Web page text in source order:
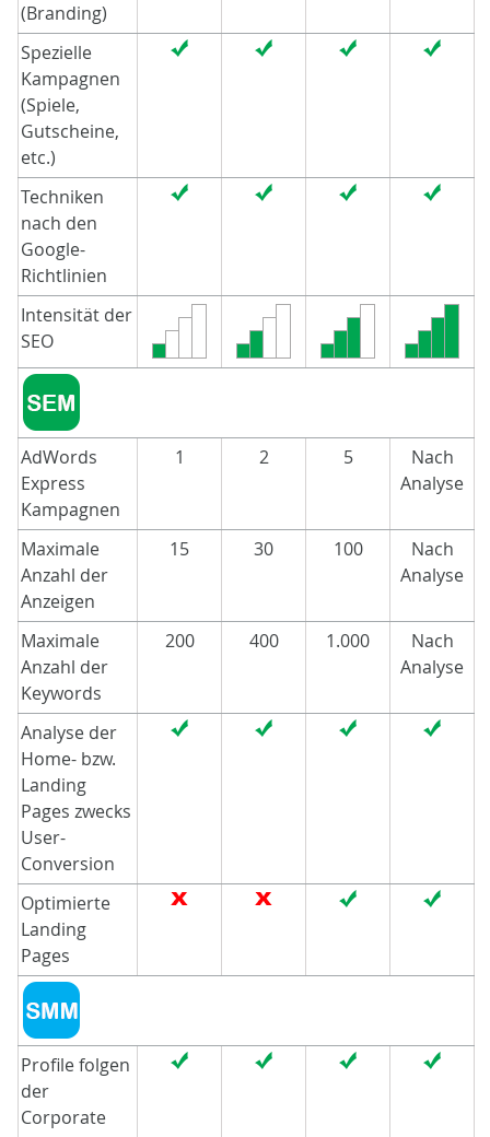
(Branding)
Spezielle
Kampagnen
(Spiele,
Gutscheine,
etc.)
Techniken
nach den
Google-
Richtlinien
Intensität der
SEO
AdWords
Express
Kampagnen
1 2 5
Nach
Analyse
Maximale
Anzahl der
Anzeigen
15 30 100
Nach
Analyse
Maximale
Anzahl der
Keywords
200 400 1.000
Nach
Analyse
Analyse der
Home- bzw.
Landing
Pages zwecks
User-
Conversion
Optimierte
Landing
Pages
Profile folgen
der
Corporate